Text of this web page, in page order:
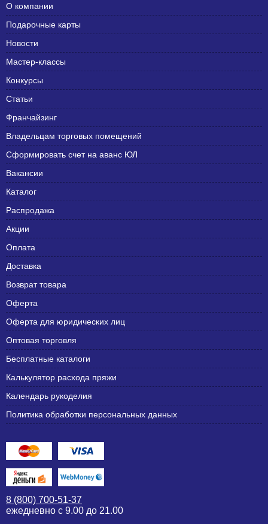
О компании
Подарочные карты
Новости
Мастер-классы
Конкурсы
Статьи
Франчайзинг
Владельцам торговых помещений
Сформировать счет на аванс ЮЛ
Вакансии
Каталог
Распродажа
Акции
Оплата
Доставка
Возврат товара
Оферта
Оферта для юридических лиц
Оптовая торговля
Бесплатные каталоги
Калькулятор расхода пряжи
Календарь рукоделия
Политика обработки персональных данных
8 (800) 700-51-37
ежедневно с 9.00 до 21.00